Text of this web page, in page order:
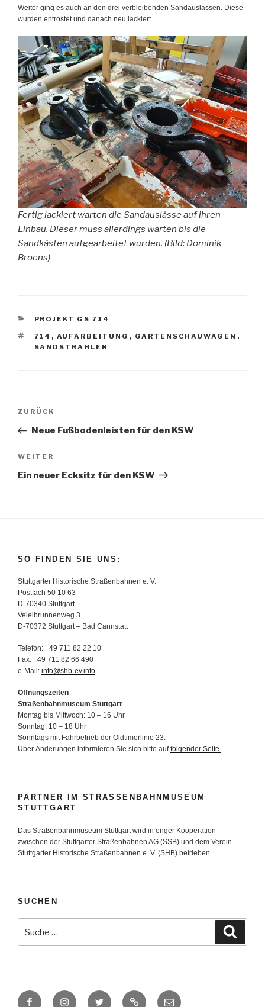
Weiter ging es auch an den drei verbleibenden Sandauslässen. Diese
wurden entrostet und danach neu lackiert.
Fertig lackiert warten die Sandauslässe auf ihren
Einbau. Dieser muss allerdings warten bis die
Sandkästen aufgearbeitet wurden. (Bild: Dominik
Broens)
KATEGORIEN
PROJEKT GS 714
SCHLAGWÖRTER
714 , AUFARBEITUNG , GARTENSCHAUWAGEN ,
SANDSTRAHLEN
Beitragsnavigation
Vorheriger
Beitrag
ZURÜCK
Neue Fußbodenleisten für den KSW
Nächster
Beitrag
WEITER
Ein neuer Ecksitz für den KSW
SO FINDEN SIE UNS:
Stuttgarter Historische Straßenbahnen e. V.
Postfach 50 10 63
D-70340 Stuttgart
Veielbrunnenweg 3
D-70372 Stuttgart – Bad Cannstatt
Telefon: +49 711 82 22 10
Fax: +49 711 82 66 490
e-Mail: info@shb-ev.info
Öffnungszeiten
Straßenbahnmuseum Stuttgart
Montag bis Mittwoch: 10 – 16 Uhr
Sonntag: 10 – 18 Uhr
Sonntags mit Fahrbetrieb der Oldtimerlinie 23.
Über Änderungen informieren Sie sich bitte auffolgender Seite.
PARTNER IM STRASSENBAHNMUSEUM S
TUTTGART
Das Straßenbahnmuseum Stuttgart wird in enger Kooperation
zwischen der Stuttgarter Straßenbahnen AG (SSB) und dem Verein
Stuttgarter Historische Straßenbahnen e. V. (SHB) betrieben.
SUCHEN
nach:
FacebookInstagramTwitter Zur E-